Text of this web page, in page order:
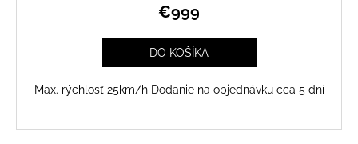
€999
DO KOŠÍKA
Max. rýchlosť 25km/h Dodanie na objednávku cca 5 dní